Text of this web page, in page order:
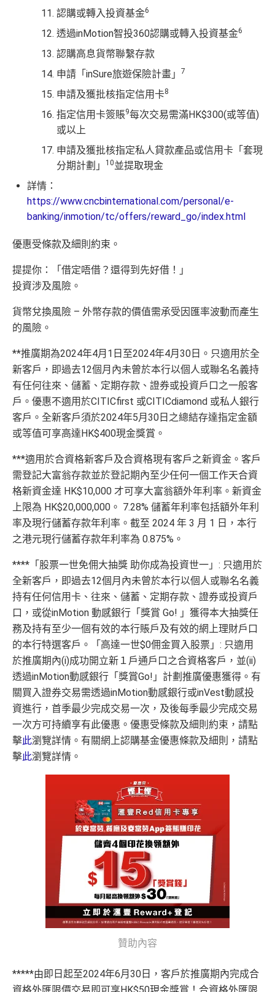
認購或轉入投資基金6
透過inMotion智投360認購或轉入投資基金6
認購高息貨幣聯繫存款
申請「inSure旅遊保險計畫」
7
申請及獲批核指定信用卡8
指定信用卡簽賬9每次交易需滿HK$300(或等值)
或以上
申請及獲批核指定私人貸款產品或信用卡「套現
分期計劃」
10並提取現金
詳情：
https://www.cncbinternational.com/personal/e-
banking/inmotion/tc/offers/reward_go/index.html
優惠受條款及細則約束。
提提你：「借定唔借？還得到先好借！」
投資涉及風險。
貨幣兌換風險 – 外幣存款的價值需承受因匯率波動而產生
的風險。
**推廣期為2024年4月1日至2024年4月30日。只適用於全
新客戶，即過去12個月內未曾於本行以個人或聯名名義持
有任何往來、儲蓄、定期存款、證券或投資戶口之一般客
戶。優惠不適用於CITICfirst 或CITICdiamond 或私人銀行
客戶。全新客戶須於2024年5月30日之總結存達指定金額
或等值可享高達HK$400現金獎賞。
***適用於合資格新客戶及合資格現有客戶之新資金。客戶
需登記大富翁存款並於登記期內至少任何一個工作天合資
格新資金達 HK$10,000 才可享大富翁額外年利率。新資金
上限為 HK$20,000,000。 7.28% 儲蓄年利率包括額外年利
率及現行儲蓄存款年利率。截至 2024 年 3 月 1 日，本行
之港元現行儲蓄存款年利率為 0.875%。
****「股票一世免佣大抽獎 助你成為投資世一」: 只適用於
全新客戶，即過去12個月內未曾於本行以個人或聯名名義
持有任何信用卡、往來、儲蓄、定期存款、證券或投資戶
口，或從inMotion 動感銀行「獎賞 Go! 」獲得本大抽獎任
務及持有至少一個有效的本行賬戶及有效的網上理財戶口
的本行特選客戶。「高達一世$0佣金買入股票」: 只適用
於推廣期內(i)成功開立新１戶通戶口之合資格客戶，並(ii)
透過inMotion動感銀行「獎賞Go!」計劃推廣優惠獲得。有
關買入證券交易需透過inMotion動感銀行或inVest動感投
資進行，首季最少完成交易一次，及後每季最少完成交易
一次方可持續享有此優惠。優惠受條款及細則約束，請點
擊此瀏覽詳情。有關網上認購基金優惠條款及細則，請點
擊此瀏覽詳情。
贊助內容
*****由即日起至2024年6月30日，客戶於推廣期內完成合